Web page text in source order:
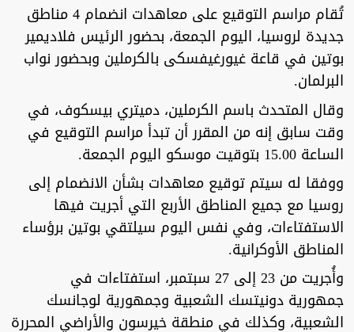
تُقام مراسم التوقيع على معاهدات انضمام 4 مناطق
جديدة لروسيا، اليوم الجمعة، بحضور الرئيس فلاديمير
بوتين في قاعة غيورغيفسكى بالكرملين وبحضور نواب
البرلمان.
وقال المتحدث باسم الكرملين، دميتري بيسكوف، في
وقت سابق إنه من المقرر أن تبدأ مراسم التوقيع في
الساعة 15.00 بتوقيت موسكو اليوم الجمعة.
ووفقا له سيتم توقيع معاهدات بشأن الانضمام إلى
روسيا مع جميع المناطق الأربع التي أجريت فيها
الاستفتاءات، وفي نفس اليوم سيلتقي بوتين برؤساء
المناطق الأوكرانية.
وأُجريت من 23 إلى 27 سبتمبر، استفتاءات في
جمهورية دونيتسك الشعبية وجمهورية لوجانسك
الشعبية، وكذلك في منطقة خيرسون والأراضي المحررة